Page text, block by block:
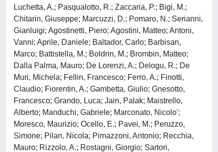
Luchetta, A.; Pasqualotto, R.; Zaccaria, P.; Bigi, M.;
Chitarin, Giuseppe; Marcuzzi, D.; Pomaro, N.; Serianni,
Gianluigi; Agostinetti, Piero; Agostini, Matteo; Antoni,
Vanni; Aprile, Daniele; Baltador, Carlo; Barbisan,
Marco; Battistella, M.; Boldrin, M.; Brombin, Matteo;
Dalla Palma, Mauro; De Lorenzi, A.; Delogu, R.; De
Muri, Michela; Fellin, Francesco; Ferro, A.; Finotti,
Claudio; Fiorentin, A.; Gambetta, Giulio; Gnesotto,
Francesco; Grando, Luca; Jain, Palak; Maistrello,
Alberto; Manduchi, Gabriele; Marconato, Nicolo';
Moresco, Maurizio; Ocello, E.; Pavei, M.; Peruzzo,
Simone; Pilan, Nicola; Pimazzoni, Antonio; Recchia,
Mauro; Rizzolo, A.; Rostagni, Giorgio; Sartori,